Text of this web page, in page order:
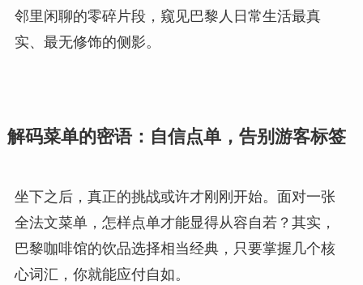
邻里闲聊的零碎片段，窥见巴黎人日常生活最真
实、最无修饰的侧影。
解码菜单的密语：自信点单，告别游客标签
坐下之后，真正的挑战或许才刚刚开始。面对一张
全法文菜单，怎样点单才能显得从容自若？其实，
巴黎咖啡馆的饮品选择相当经典，只要掌握几个核
心词汇，你就能应付自如。